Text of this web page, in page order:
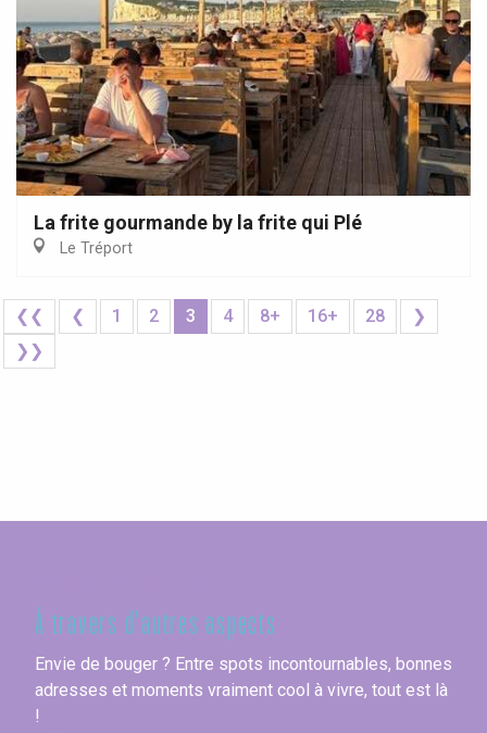
La frite gourmande by la frite qui Plé
Le Tréport
❮❮ ❮ 1 2 3 4 8+ 16+ 28
❯
❯❯
À travers d'autres aspects
Envie de bouger ? Entre spots incontournables, bonnes
adresses et moments vraiment cool à vivre, tout est là
!